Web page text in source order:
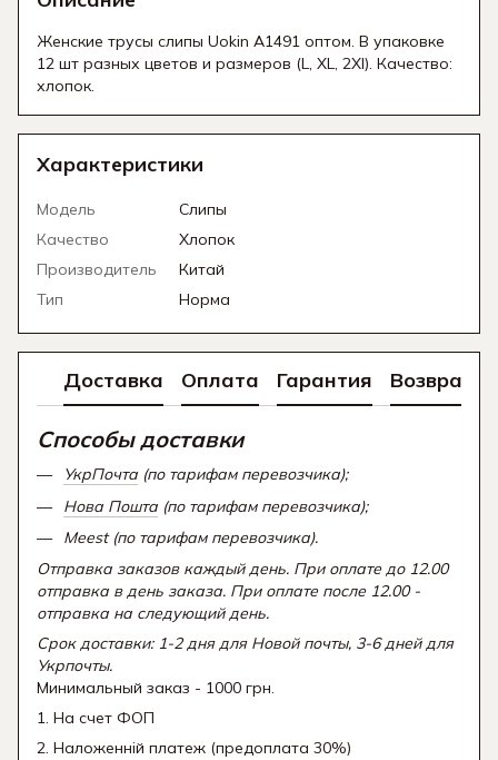
Женские трусы слипы Uokin A1491 оптом. B упаковке
12 шт разных цветов и размеров (L, XL, 2Xl). Качество:
хлопок.
Характеристики
Модель
Слипы
Качество
Хлопок
Производитель
Китай
Тип
Норма
Доставка Оплата Гарантия Возврат
Способы доставки
УкрПочта (по тарифам перевозчика);
Нова Пошта (по тарифам перевозчика);
Meest (по тарифам перевозчика).
Отправка заказов каждый день. При оплате до 12.00
отправка в день заказа. При оплате после 12.00 -
отправка на следующий день.
Срок доставки: 1-2 дня для Новой почты, 3-6 дней для
Укрпочты.
Минимальный заказ - 1000 грн.
1. На счет ФОП
2. Наложенній платеж (предоплата 30%)